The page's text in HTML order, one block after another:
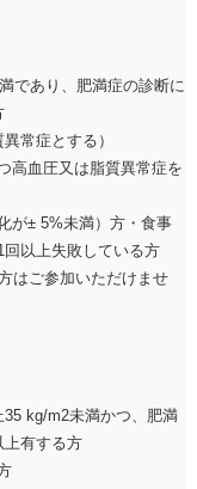
であり、肥満症の診断に
常症とする）
高血圧又は脂質異常症を
が± 5%未満）方・食事
以上失敗している方
はご参加いただけませ
35 kg/m2未満かつ、肥満
上有する方